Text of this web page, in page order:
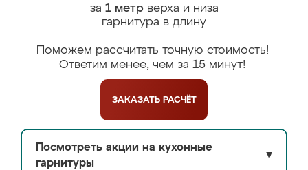
за 1 метрверха и низа
гарнитура в длину
Поможем рассчитать точную стоимость!
Ответим менее, чем за 15 минут!
ЗАКАЗАТЬ РАСЧЁТ
Посмотреть акции на кухонные
гарнитуры
▼